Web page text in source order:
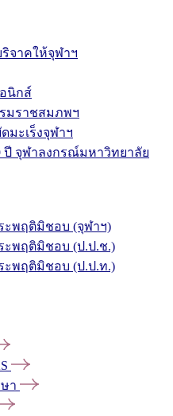
จาคให้จุฬาฯ
นิกส์
มราชสมภพฯ
ะเร็งจุฬาฯ
ปี จุฬาลงกรณ์มหาวิทยาลัย
ะพฤติมิชอบ (จุฬาฯ)
ะพฤติมิชอบ (ป.ป.ช.)
ะพฤติมิชอบ (ป.ป.ท.)
า